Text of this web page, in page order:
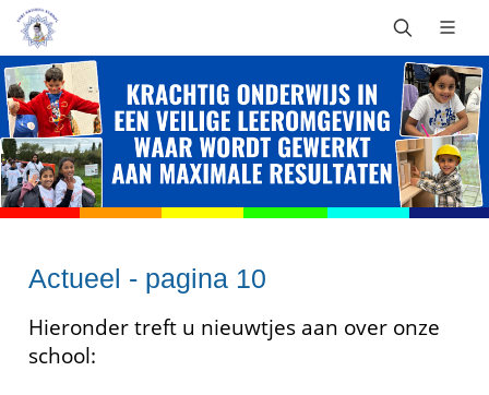
Actueel - pagina 10
Hieronder treft u nieuwtjes aan over onze
school: